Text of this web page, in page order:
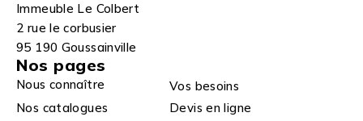
Immeuble Le Colbert
2 rue le corbusier
95 190 Goussainville
Nos pages
Nous connaître
Vos besoins
Nos catalogues
Devis en ligne